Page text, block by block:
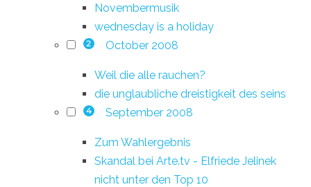
Novembermusik
wednesday is a holiday
2 October 2008
Weil die alle rauchen?
die unglaubliche dreistigkeit des seins
4 September 2008
Zum Wahlergebnis
Skandal bei Arte.tv - Elfriede Jelinek
nicht unter den Top 10